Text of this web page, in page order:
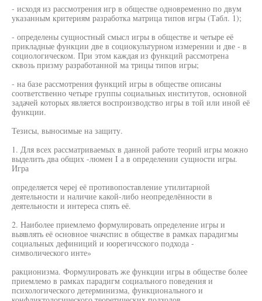
- исходя из рассмотрения игр в обществе одновременно по двум
указанным критериям разработка матрица типов игры (Табл. 1);
- определены сущностный смысл игры в обществе и четыре её
прикладные функции две в социокультурном измерении и две - в
социологическом. При этом каждая из функций рассмотрена
сквозь призму разработанной ма трицы типов игры;
- на базе рассмотрения функций игры в обществе описаны
соответственно четыре группы социальных институтов, основной
задачей которых является воспроизводство игры в той или иной её
функции.
Тезисы, выносимые на защиту.
1. Для всех рассматриваемых в данной работе теорий игры можно
выделить два общих -люмен I а в определении сущности игры.
Игра
определяется череj её противопоставление утилитарной
деятельности и наличие какой-либо неопределённости в
деятельности и интереса спять её.
2. Наиболее приемлемо формулировать определение игры и
выявлять её основное чначспис в обществе в рамках парадигмы
социальных дефиниций и юорегичсского подхода -
символического инте»
ракционизма. Формулировать же функции игры в обществе более
приемлемо в рамках парадигм социального поведения и
психологического детерминизма, функционального и